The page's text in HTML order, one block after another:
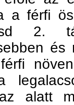
a férfi
2.
és
alatt